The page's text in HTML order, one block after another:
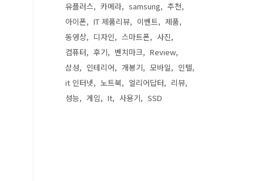
유플러스 카메라 samsung
추천
아이폰
IT 제품리뷰 이벤트
제품
동영상
디자인 스마트폰
사진
컴퓨터
후기 벤치마크
Review
삼성
인테리어 개봉기 모바일
인텔
it 인터넷
노트북 얼리어답터
리뷰
성능
게임 It 사용기 SSD